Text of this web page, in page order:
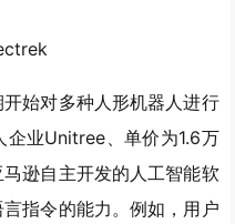
始对多种人形机器人进行
业Unitree、单价为1.6万
逊自主开发的人工智能软
指令的能力。例如，用户